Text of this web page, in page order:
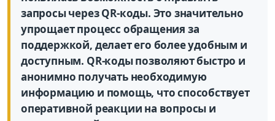
запросы через QR-коды. Это значительно
упрощает процесс обращения за
поддержкой, делает его более удобным и
доступным. QR-коды позволяют быстро и
анонимно получать необходимую
информацию и помощь, что способствует
оперативной реакции на вопросы и